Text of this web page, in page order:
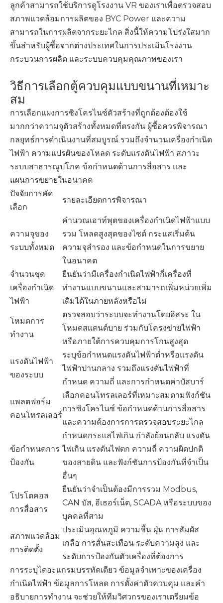
ลูกค้าสามารถใช้บริการดูโรงงาน VR ของเราเพื่อตรวจสอบ
สภาพแวดล้อมการผลิตของ BYC Power และความ
สามารถในการผลิตจากระยะไกล สิ่งนี้ให้ความโปร่งใสมาก
ขึ้นสำหรับผู้ซื้อจากต่างประเทศในการประเมินโรงงาน
กระบวนการผลิต และระบบควบคุมคุณภาพของเรา
วิธีการเลือกตู้ควบคุมแบบขนานที่เหมาะ
สม
การเลือกแผงการซิงโครไนซ์ตัวสร้างที่ถูกต้องต้องใช้
มากกว่าความจุตัวสร้างทั้งหมดที่ตรงกัน ผู้ซื้อควรพิจารณา
กลยุทธ์การดำเนินงานที่สมบูรณ์ รวมถึงจำนวนเครื่องกำเนิด
ไฟฟ้า ความแปรผันของโหลด ระดับแรงดันไฟฟ้า สภาวะ
ระบบสาธารณูปโภค ข้อกำหนดด้านการสื่อสาร และ
แผนการขยายในอนาคต
ปัจจัยการคัด
เลือก
รายละเอียดการพิจารณา
ความจุของ
ระบบทั้งหมด
คำนวณเอาท์พุตของเครื่องกำเนิดไฟฟ้าแบบ
รวม โหลดสูงสุดของไซต์ กระแสเริ่มต้น
ความจุสำรอง และข้อกำหนดในการขยาย
ในอนาคต
จำนวนชุด
เครื่องกำเนิด
ไฟฟ้า
ยืนยันว่ามีเครื่องกำเนิดไฟฟ้ากี่เครื่องที่
ทำงานแบบขนานและสามารถเพิ่มหน่วยเพิ่ม
เติมได้ในภายหลังหรือไม่
โหมดการ
ทำงาน
ตรวจสอบว่าระบบจะทำงานโดยอิสระ ใน
โหมดสแตนด์บาย ร่วมกับโครงข่ายไฟฟ้า
หรือภายใต้การควบคุมการโกนสูงสุด
แรงดันไฟฟ้า
ของระบบ
ระบุข้อกำหนดแรงดันไฟฟ้าต่ำหรือแรงดัน
ไฟฟ้าปานกลาง รวมถึงแรงดันไฟฟ้าที่
กำหนด ความถี่ และการกำหนดค่าบัสบาร์
แพลตฟอร์ม
คอนโทรลเลอร์
เลือกคอนโทรลเลอร์ที่เหมาะสมตามฟังก์ชัน
การซิงโครไนซ์ ข้อกำหนดด้านการสื่อสาร
และความต้องการการตรวจสอบระยะไกล
ข้อกำหนดการ
ป้องกัน
กำหนดกระแสไฟเกิน กำลังย้อนกลับ แรงดัน
ไฟเกิน แรงดันไฟตก ความถี่ ความผิดปกติ
ของสายดิน และฟังก์ชันการป้องกันที่จำเป็น
อื่นๆ
โปรโตคอล
การสื่อสาร
ยืนยันว่าจำเป็นต้องมีการรวม Modbus,
CAN บัส, อีเธอร์เน็ต, SCADA หรือระบบของ
บุคคลที่สาม
สภาพแวดล้อม
การติดตั้ง
ประเมินอุณหภูมิ ความชื้น ฝุ่น การสัมผัส
เกลือ การสั่นสะเทือน ระดับความสูง และ
ระดับการป้องกันตัวเครื่องที่ต้องการ
การระบุไดอะแกรมบรรทัดเดียว ข้อมูลจำเพาะของเครื่อง
กำเนิดไฟฟ้า ข้อมูลการโหลด การตั้งค่าตัวควบคุม และคำ
อธิบายการทำงาน จะช่วยให้ทีมวิศวกรของเราเตรียมข้อ